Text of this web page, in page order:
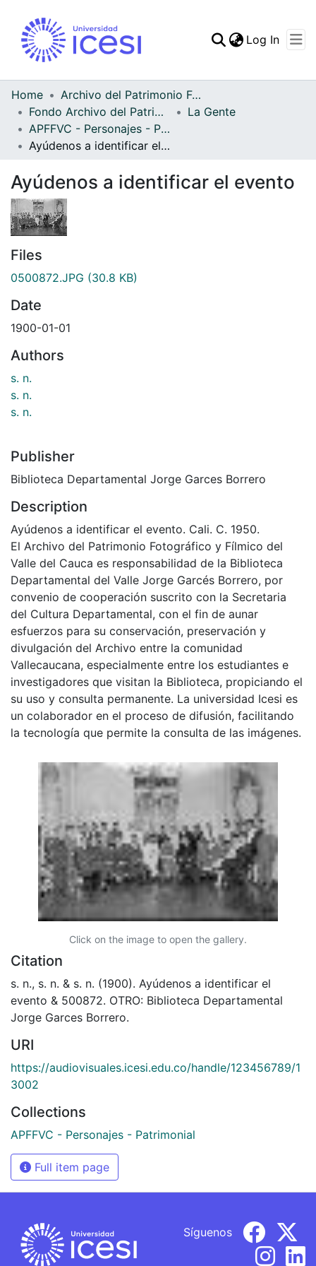
Statistics
Log In
Home
Archivo del Patrimonio Fotográfico y Fílmico del Valle del Cauca
Fondo Archivo del Patrimonio Fotográfico y Fílmico del Valle del Cauca
La Gente
APFFVC - Personajes - Patrimonial
Ayúdenos a identificar el evento
Ayúdenos a identificar el evento
Files
0500872.JPG (30.8 KB)
Date
1900-01-01
Authors
s. n.
s. n.
s. n.
Publisher
Biblioteca Departamental Jorge Garces Borrero
Description
Ayúdenos a identificar el evento. Cali. C. 1950.
El Archivo del Patrimonio Fotográfico y Fílmico del
Valle del Cauca es responsabilidad de la Biblioteca
Departamental del Valle Jorge Garcés Borrero, por
convenio de cooperación suscrito con la Secretaria
del Cultura Departamental, con el fin de aunar
esfuerzos para su conservación, preservación y
divulgación del Archivo entre la comunidad
Vallecaucana, especialmente entre los estudiantes e
investigadores que visitan la Biblioteca, propiciando el
su uso y consulta permanente. La universidad Icesi es
un colaborador en el proceso de difusión, facilitando
la tecnología que permite la consulta de las imágenes.
Click on the image to open the gallery.
Citation
s. n., s. n. & s. n. (1900). Ayúdenos a identificar el
evento & 500872. OTRO: Biblioteca Departamental
Jorge Garces Borrero.
URI
https://audiovisuales.icesi.edu.co/handle/123456789/1
3002
Collections
APFFVC - Personajes - Patrimonial
Full item page
Síguenos